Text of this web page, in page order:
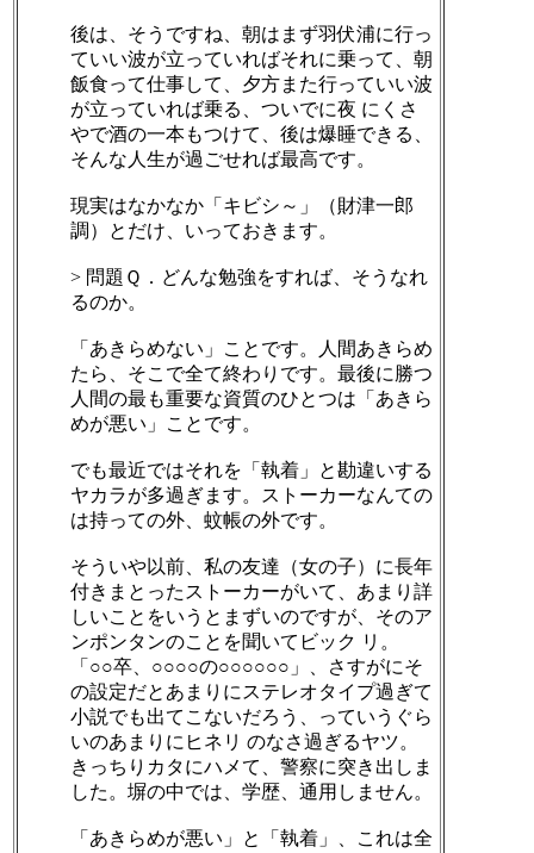
後は、そうですね、朝はまず羽伏浦に行っ
ていい波が立っていればそれに乗って、朝
飯食って仕事して、夕方また行っていい波
が立っていれば乗る、ついでに夜 にくさ
やで酒の一本もつけて、後は爆睡できる、
そんな人生が過ごせれば最高です。
現実はなかなか「キビシ～」（財津一郎
調）とだけ、いっておきます。
> 問題Ｑ．どんな勉強をすれば、そうなれ
るのか。
「あきらめない」ことです。人間あきらめ
たら、そこで全て終わりです。最後に勝つ
人間の最も重要な資質のひとつは「あきら
めが悪い」ことです。
でも最近ではそれを「執着」と勘違いする
ヤカラが多過ぎます。ストーカーなんての
は持っての外、蚊帳の外です。
そういや以前、私の友達（女の子）に長年
付きまとったストーカーがいて、あまり詳
しいことをいうとまずいのですが、そのア
ンポンタンのことを聞いてビック リ。
「○○卒、○○○○の○○○○○○」、さすがにそ
の設定だとあまりにステレオタイプ過ぎて
小説でも出てこないだろう、っていうぐら
いのあまりにヒネリ のなさ過ぎるヤツ。
きっちりカタにハメて、警察に突き出しま
した。塀の中では、学歴、通用しません。
「あきらめが悪い」と「執着」、これは全